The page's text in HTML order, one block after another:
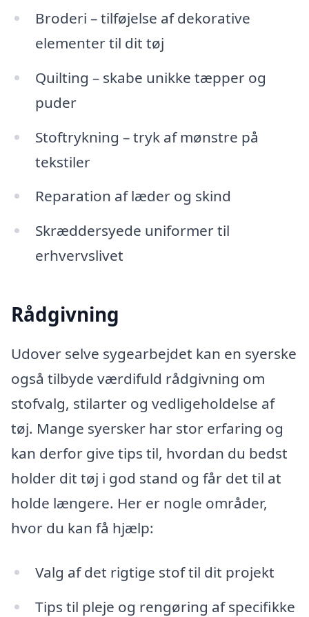
Broderi – tilføjelse af dekorative
elementer til dit tøj
Quilting – skabe unikke tæpper og
puder
Stoftrykning – tryk af mønstre på
tekstiler
Reparation af læder og skind
Skræddersyede uniformer til
erhvervslivet
Rådgivning
Udover selve sygearbejdet kan en syerske
også tilbyde værdifuld rådgivning om
stofvalg, stilarter og vedligeholdelse af
tøj. Mange syersker har stor erfaring og
kan derfor give tips til, hvordan du bedst
holder dit tøj i god stand og får det til at
holde længere. Her er nogle områder,
hvor du kan få hjælp:
Valg af det rigtige stof til dit projekt
Tips til pleje og rengøring af specifikke